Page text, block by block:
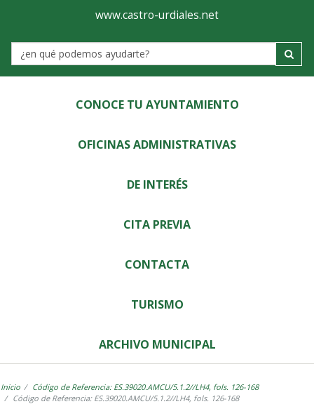
Ayuntamiento
de
Castro-
Urdiales
www.castro-urdiales.net
Label
CONOCE TU AYUNTAMIENTO
OFICINAS ADMINISTRATIVAS
DE INTERÉS
CITA PREVIA
CONTACTA
TURISMO
ARCHIVO MUNICIPAL
Inicio
Código de Referencia: ES.39020.AMCU/5.1.2//LH4, fols. 126-168
Código de Referencia: ES.39020.AMCU/5.1.2//LH4, fols. 126-168